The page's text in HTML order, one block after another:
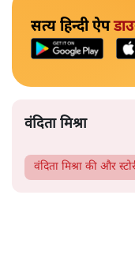
सत्य हिन्दी ऐप
वंदिता मिश्रा
वंदिता मिश्रा की और